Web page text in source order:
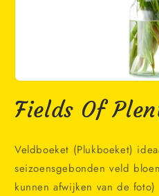
openen
in
Fields Of
Veldboeket (Plukboeket)
seizoensgebonden veld
kunnen afwijken van de foto)